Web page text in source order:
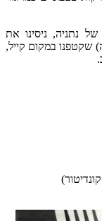
נתניה, ניסינו את
שקטפנו במקום קייל,